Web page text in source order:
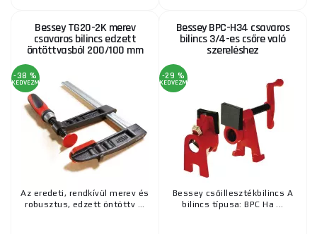
Bessey TG20-2K merev
csavaros bilincs edzett
öntöttvasból 200/100 mm
-38 %
KEDVEZMÉNY
Az eredeti, rendkívül merev és
robusztus, edzett öntöttv ...
Bessey BPC-H34 csavaros
bilincs 3/4-es csőre való
szereléshez
-29 %
KEDVEZMÉNY
Bessey csőillesztékbilincs A
bilincs típusa: BPC Ha ...